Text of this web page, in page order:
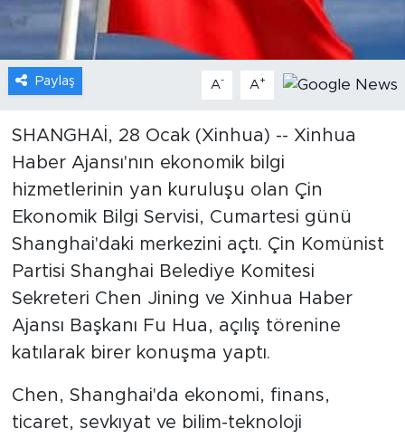
Paylaş A- A+
SHANGHAİ, 28 Ocak (Xinhua) -- Xinhua
Haber Ajansı'nın ekonomik bilgi
hizmetlerinin yan kuruluşu olan Çin
Ekonomik Bilgi Servisi, Cumartesi günü
Shanghai'daki merkezini açtı. Çin Komünist
Partisi Shanghai Belediye Komitesi
Sekreteri Chen Jining ve Xinhua Haber
Ajansı Başkanı Fu Hua, açılış törenine
katılarak birer konuşma yaptı.
Chen, Shanghai'da ekonomi, finans,
ticaret, sevkıyat ve bilim-teknoloji
Sağlık
Foto Haber
Xinhua Türkiye
Seyahat